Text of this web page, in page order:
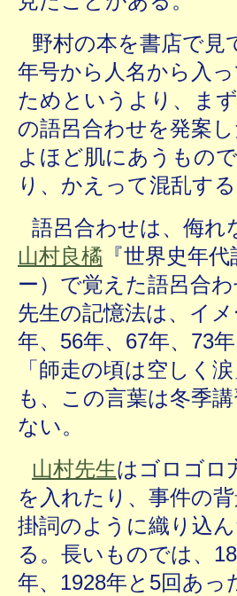
野村の本を書店で見
年号から人名から入
ためというより、ま
の語呂合わせを発案
よほど肌にあうもの
り、かえって混乱す
語呂合わせは、侮れ
山村良橘 『世界史年
ー）で覚えた語呂合
先生の記憶法は、イ
年、56年、67年、73
「師走の頃は空しく
も、この言葉は冬季
ない。
山村先生はゴロゴロ
を入れたり、事件の
掛詞のように織り込
る。長いものでは、
年、1928年と5回あ